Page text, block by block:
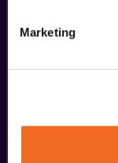
Marketing
v.a. € 0,00| Familie
17